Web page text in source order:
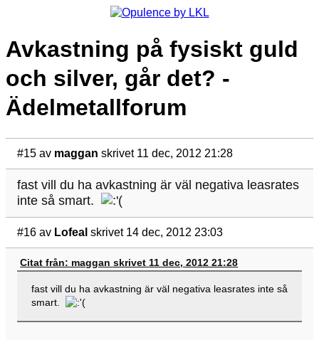
Avkastning på fysiskt guld
och silver, går det? -
Ädelmetallforum
#15 av maggan skrivet 11 dec, 2012 21:28
fast vill du ha avkastning är väl negativa leasrates
inte så smart.
#16 av Lofeal skrivet 14 dec, 2012 23:03
Citat från: maggan skrivet 11 dec, 2012 21:28
fast vill du ha avkastning är väl negativa leasrates inte så
smart.